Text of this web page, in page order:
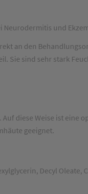
und
an den
Sie sind sehr stark
diese Weise ist eine
geeignet.
Decyl